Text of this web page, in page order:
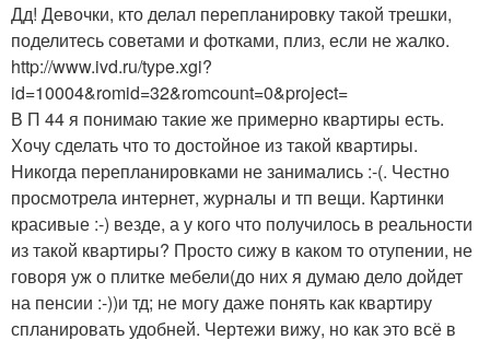
Дд! Девочки, кто делал перепланировку такой трешки,
поделитесь советами и фотками, плиз, если не жалко.
http://www.ivd.ru/type.xgi?
id=10004&romid=32&romcount=0&project=
В П 44 я понимаю такие же примерно квартиры есть.
Хочу сделать что то достойное из такой квартиры.
Никогда перепланировками не занимались :-(. Честно
просмотрела интернет, журналы и тп вещи. Картинки
красивые :-) везде, а у кого что получилось в реальности
из такой квартиры? Просто сижу в каком то отупении, не
говоря уж о плитке мебели(до них я думаю дело дойдет
на пенсии :-))и тд; не могу даже понять как квартиру
спланировать удобней. Чертежи вижу, но как это всё в